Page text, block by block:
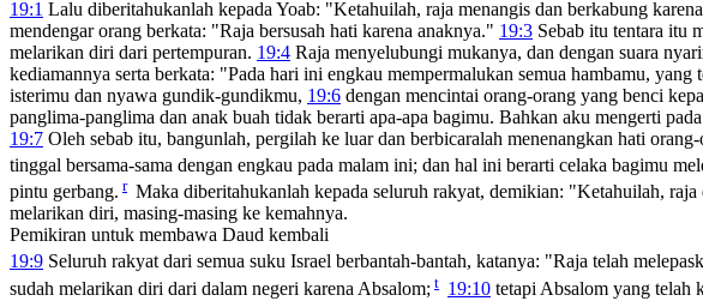
19:1 Lalu diberitahukanlah kepada Yoab: "Ketahuilah, raja menangis dan berkabung
mendengar orang berkata: "Raja bersusah hati karena anaknya." 19:3 Sebab itu tentara itu
melarikan diri dari pertempuran. 19:4 Raja menyelubungi mukanya, dan dengan suara
kediamannya serta berkata: "Pada hari ini engkau mempermalukan semua hambamu,
isterimu dan nyawa gundik-gundikmu, 19:6 dengan mencintai orang-orang yang benci
panglima-panglima dan anak buah tidak berarti apa-apa bagimu. Bahkan aku mengerti
19:7 Oleh sebab itu, bangunlah, pergilah ke luar dan berbicaralah menenangkan hati
tinggal bersama-sama dengan engkau pada malam ini; dan hal ini berarti celaka bagimu
pintu gerbang. r Maka diberitahukanlah kepada seluruh rakyat, demikian: "Ketahuilah,
melarikan diri, masing-masing ke kemahnya.
Pemikiran untuk membawa Daud kembali
19:9 Seluruh rakyat dari semua suku Israel berbantah-bantah, katanya: "Raja telah
sudah melarikan diri dari dalam negeri karena Absalom; t 19:10 tetapi Absalom yang telah